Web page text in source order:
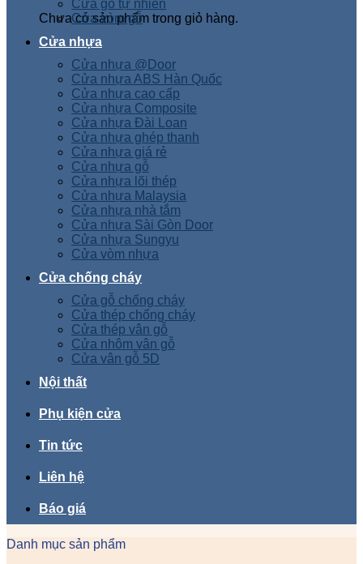
Chưa có sản phẩm trong giỏ hàng.
Cửa gỗ tự nhiên
Cửa vòm gỗ
Cửa nhựa
Cửa nhựa @Door
Cửa nhựa ABS Hàn Quốc
Cửa nhựa cao cấp
Cửa nhựa Composite
Cửa nhựa Đài Loan
Cửa nhựa ghép thanh
Cửa nhựa giá rẻ
Cửa nhựa gỗ
Cửa nhựa lõi thép
Cửa nhựa Malaysia
Cửa nhựa nhà tắm
Cửa nhựa Sài Gòn Door
Cửa nhựa Sungyu
Cửa vòm nhựa
Cửa chống cháy
Cửa gỗ chống cháy
Cửa thép chống cháy
Cửa thép vân gỗ
Cửa nhôm vân gỗ
Cửa vân gỗ 5D
Nội thất
Phụ kiện cửa
Tin tức
Liên hệ
Báo giá
Danh mục sản phẩm